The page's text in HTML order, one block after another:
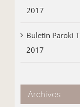
2017
Buletin Paroki
2017
Archives